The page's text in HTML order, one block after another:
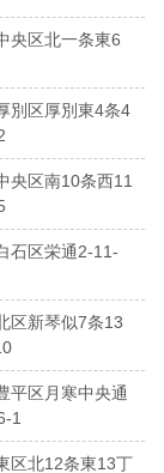
央区北一条東6
別区厚別東4条4
央区南10条西11
石区栄通2-11-
区新琴似7条13
平区月寒中央通
1
区北12条東13丁